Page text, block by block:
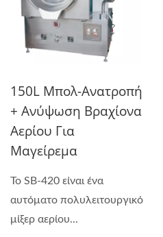
150L Μπολ-Ανατροπή
+ Ανύψωση Βραχίονα
Αερίου Για
Μαγείρεμα
Το SB-420 είναι ένα
αυτόματο πολυλειτουργικό
μίξερ αερίου...